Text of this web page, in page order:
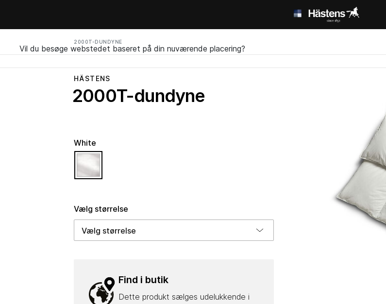
2000T-DUNDYNE
Vil du besøge webstedet baseret på din nuværende placering?
HÄSTENS
2000T-dundyne
Vælg størrelse
White
Find i butik
Dette produkt sælges udelukkende i